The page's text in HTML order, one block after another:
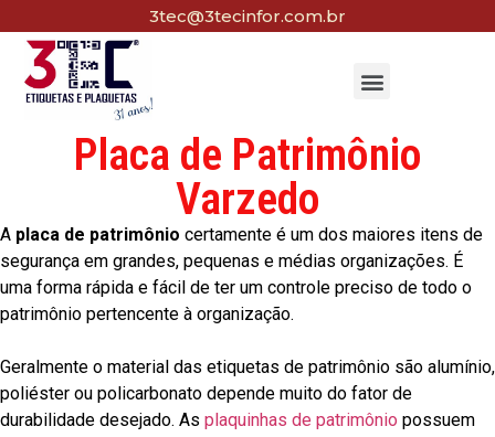
3tec@3tecinfor.com.br
Placa de Patrimônio
Varzedo
A placa de patrimônio certamente é um dos maiores itens de
segurança em grandes, pequenas e médias organizações. É
uma forma rápida e fácil de ter um controle preciso de todo o
patrimônio pertencente à organização.
Geralmente o material das etiquetas de patrimônio são alumínio,
poliéster ou policarbonato depende muito do fator de
durabilidade desejado. As plaquinhas de patrimônio possuem